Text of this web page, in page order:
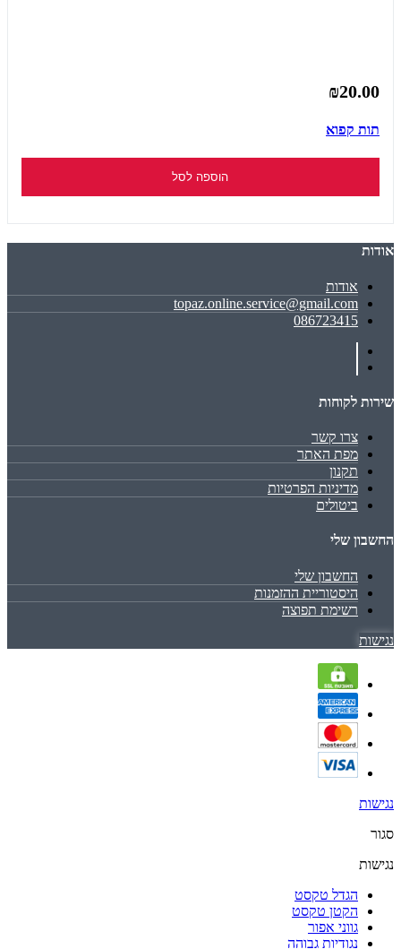
₪20.00
תות קפוא
הוספה לסל
אודות
אודות
topaz.online.service@gmail.com
086723415
שירות לקוחות
צרו קשר
מפת האתר
תקנון
מדיניות הפרטיות
ביטולים
החשבון שלי
החשבון שלי
היסטוריית ההזמנות
רשימת תפוצה
נגישות
נגישות
סגור
נגישות
הגדל טקסט
הקטן טקסט
גווני אפור
נגודיות גבוהה